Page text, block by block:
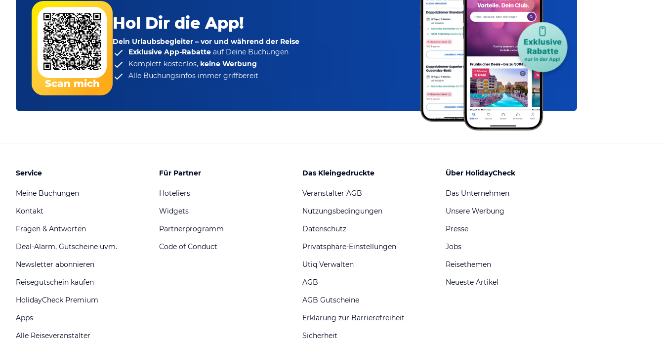
Scan mich
Hol Dir die App!
Dein Urlaubsbegleiter – vor und während der Reise
Exklusive App-Rabatte auf Deine Buchungen
Komplett kostenlos, keine Werbung
Alle Buchungsinfos immer griffbereit
Service
Meine Buchungen
Kontakt
Fragen & Antworten
Deal-Alarm, Gutscheine uvm.
Newsletter abonnieren
Reisegutschein kaufen
HolidayCheck Premium
Apps
Alle Reiseveranstalter
Für Partner
Hoteliers
Widgets
Partnerprogramm
Code of Conduct
Das Kleingedruckte
Veranstalter AGB
Nutzungsbedingungen
Datenschutz
Privatsphäre-Einstellungen
Utiq Verwalten
AGB
AGB Gutscheine
Erklärung zur Barrierefreiheit
Sicherheit
Über HolidayCheck
Das Unternehmen
Unsere Werbung
Presse
Jobs
Reisethemen
Neueste Artikel